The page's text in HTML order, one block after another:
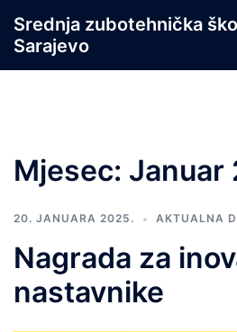
content
Srednja zubotehnička
Sarajevo
Mjesec: Januar
20. JANUARA 2025. AKTUALNA
Nagrada za
nastavnike